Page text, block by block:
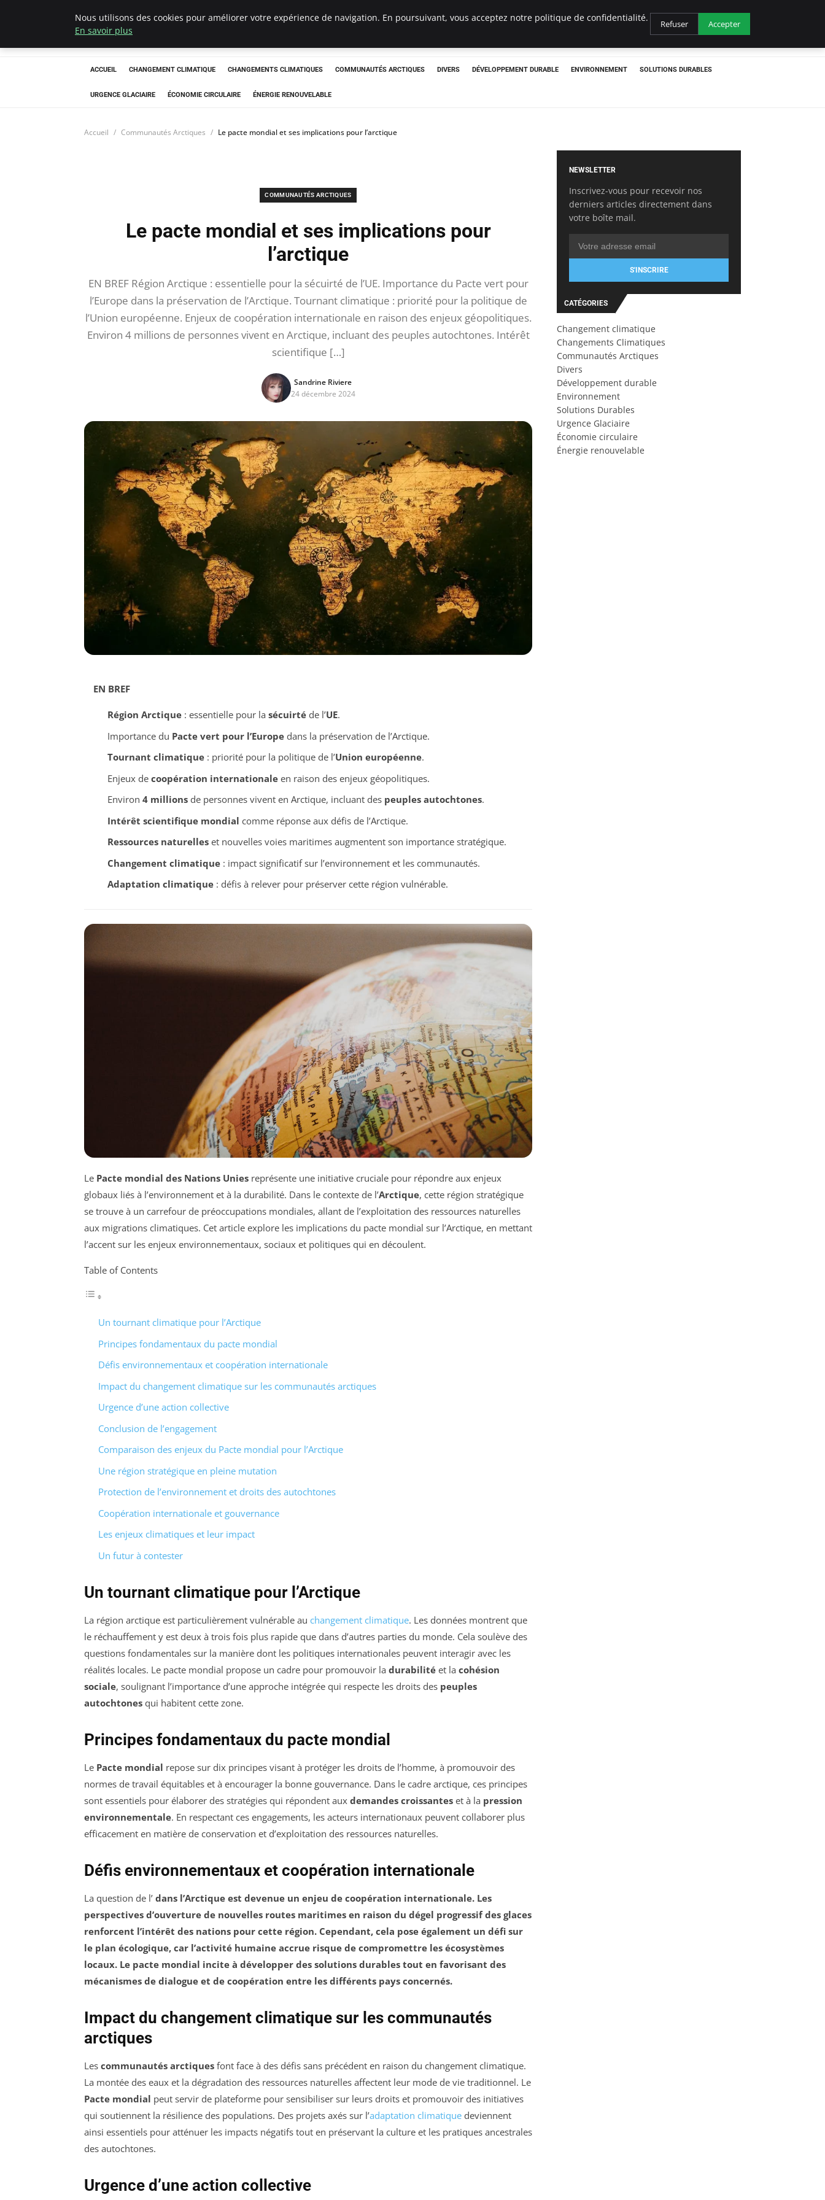
Arcticclimateemergency
ACCUEIL CHANGEMENT CLIMATIQUE CHANGEMENTS CLIMATIQUES COMMUNAUTÉS ARCTIQUES DIVERS DÉVELOPPEMENT DURABLE ENVIRONNEMENT SOLUTIONS DURABLES
URGENCE GLACIAIRE ÉCONOMIE CIRCULAIRE ÉNERGIE RENOUVELABLE
Accueil Communautés Arctiques Le pacte mondial et ses implications pour l’arctique
COMMUNAUTÉS ARCTIQUES
Le pacte mondial et ses implications pour
l’arctique
EN BREF Région Arctique : essentielle pour la sécuirté de l’UE. Importance du Pacte vert pour
l’Europe dans la préservation de l’Arctique. Tournant climatique : priorité pour la politique de
l’Union européenne. Enjeux de coopération internationale en raison des enjeux géopolitiques.
Environ 4 millions de personnes vivent en Arctique, incluant des peuples autochtones. Intérêt
scientifique […]
Sandrine Riviere
24 décembre 2024
EN BREF
Région Arctique: essentielle pour la sécuirtéde l’UE.
Importance du Pacte vert pour l’Europedans la préservation de l’Arctique.
Tournant climatique: priorité pour la politique de l’Union européenne.
Enjeux de coopération internationaleen raison des enjeux géopolitiques.
Environ 4 millionsde personnes vivent en Arctique, incluant des peuples autochtones.
Intérêt scientifique mondial comme réponse aux défis de l’Arctique.
Ressources naturelleset nouvelles voies maritimes augmentent son importance stratégique.
Changement climatique: impact significatif sur l’environnement et les communautés.
Adaptation climatique: défis à relever pour préserver cette région vulnérable.
Le Pacte mondial des Nations Unies représente une initiative cruciale pour répondre aux enjeux
globaux liés à l’environnement et à la durabilité. Dans le contexte de l’Arctique, cette région stratégique
se trouve à un carrefour de préoccupations mondiales, allant de l’exploitation des ressources naturelles
aux migrations climatiques. Cet article explore les implications du pacte mondial sur l’Arctique, en mettant
l’accent sur les enjeux environnementaux, sociaux et politiques qui en découlent.
Table of Contents
Un tournant climatique pour l’Arctique
Principes fondamentaux du pacte mondial
Défis environnementaux et coopération internationale
Impact du changement climatique sur les communautés arctiques
Urgence d’une action collective
Conclusion de l’engagement
Comparaison des enjeux du Pacte mondial pour l’Arctique
Une région stratégique en pleine mutation
Protection de l’environnement et droits des autochtones
Coopération internationale et gouvernance
Les enjeux climatiques et leur impact
Un futur à contester
Un tournant climatique pour l’Arctique
La région arctique est particulièrement vulnérable au changement climatique. Les données montrent que
le réchauffement y est deux à trois fois plus rapide que dans d’autres parties du monde. Cela soulève des
questions fondamentales sur la manière dont les politiques internationales peuvent interagir avec les
réalités locales. Le pacte mondial propose un cadre pour promouvoir la durabilité et la cohésion
sociale, soulignant l’importance d’une approche intégrée qui respecte les droits des peuples
autochtones qui habitent cette zone.
Principes fondamentaux du pacte mondial
Le Pacte mondial repose sur dix principes visant à protéger les droits de l’homme, à promouvoir des
normes de travail équitables et à encourager la bonne gouvernance. Dans le cadre arctique, ces principes
sont essentiels pour élaborer des stratégies qui répondent aux demandes croissantes et à la pression
environnementale. En respectant ces engagements, les acteurs internationaux peuvent collaborer plus
efficacement en matière de conservation et d’exploitation des ressources naturelles.
Défis environnementaux et coopération internationale
La question de l’ dans l’Arctique est devenue un enjeu de coopération internationale. Les
perspectives d’ouverture de nouvelles routes maritimes en raison du dégel progressif des glaces
renforcent l’intérêt des nations pour cette région. Cependant, cela pose également un défi sur
le plan écologique, car l’activité humaine accrue risque de compromettre les écosystèmes
locaux. Le pacte mondial incite à développer des solutions durables tout en favorisant des
mécanismes de dialogue et de coopération entre les différents pays concernés.
Impact du changement climatique sur les communautés
arctiques
Les communautés arctiques font face à des défis sans précédent en raison du changement climatique.
La montée des eaux et la dégradation des ressources naturelles affectent leur mode de vie traditionnel. Le
Pacte mondial peut servir de plateforme pour sensibiliser sur leurs droits et promouvoir des initiatives
qui soutiennent la résilience des populations. Des projets axés sur l’adaptation climatique deviennent
ainsi essentiels pour atténuer les impacts négatifs tout en préservant la culture et les pratiques ancestrales
des autochtones.
Urgence d’une action collective
NEWSLETTER
Inscrivez-vous pour recevoir nos
derniers articles directement dans
votre boîte mail.
S'INSCRIRE
CATÉGORIES
Changement climatique
Changements Climatiques
Communautés Arctiques
Divers
Développement durable
Environnement
Solutions Durables
Urgence Glaciaire
Économie circulaire
Énergie renouvelable
Nous utilisons des cookies pour améliorer votre expérience de navigation. En poursuivant, vous acceptez notre politique de confidentialité.
En savoir plus
Refuser Accepter